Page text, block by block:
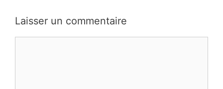
Laisser un commentaire